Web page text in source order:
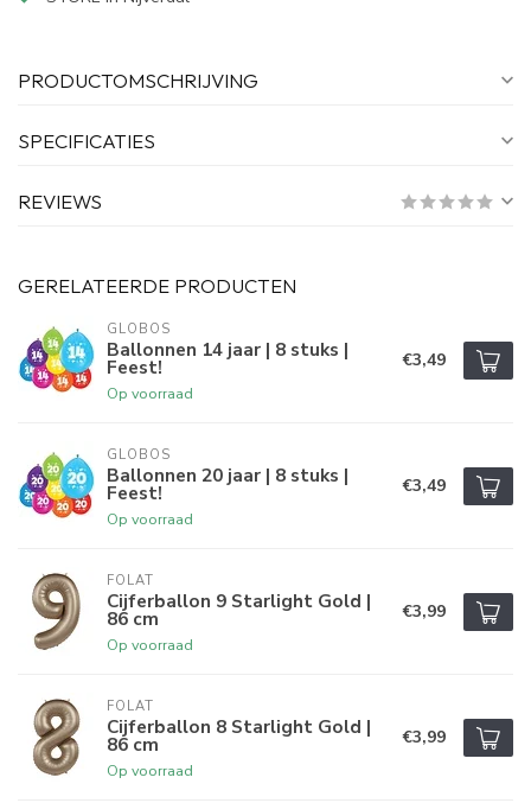
PRODUCTOMSCHRIJVING
SPECIFICATIES
REVIEWS
GERELATEERDE PRODUCTEN
GLOBOS
Ballonnen 14 jaar | 8 stuks |
Feest!
Op voorraad
€3,49
GLOBOS
Ballonnen 20 jaar | 8 stuks |
Feest!
Op voorraad
€3,49
FOLAT
Cijferballon 9 Starlight Gold |
86 cm
Op voorraad
€3,99
FOLAT
Cijferballon 8 Starlight Gold |
86 cm
Op voorraad
€3,99